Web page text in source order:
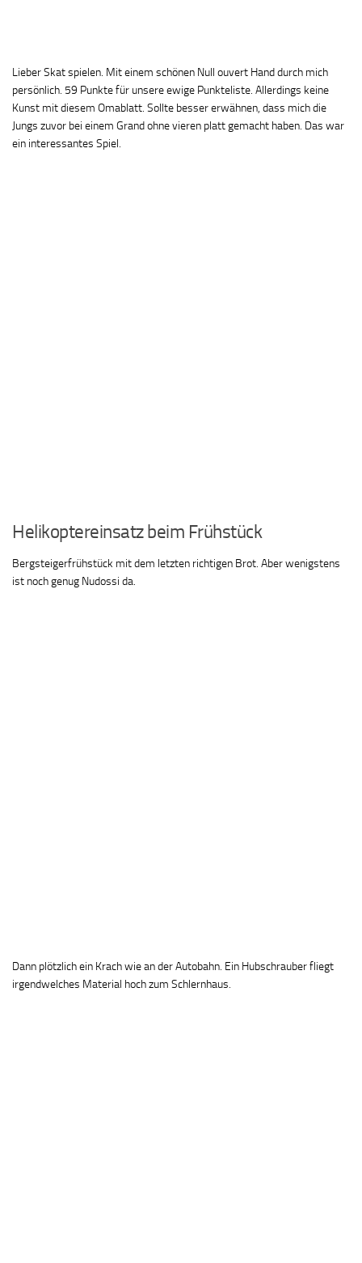
Lieber Skat spielen. Mit einem schönen Null ouvert Hand durch mich
persönlich. 59 Punkte für unsere ewige Punkteliste. Allerdings keine
Kunst mit diesem Omablatt. Sollte besser erwähnen, dass mich die
Jungs zuvor bei einem Grand ohne vieren platt gemacht haben. Das war
ein interessantes Spiel.
Helikoptereinsatz beim Frühstück
Bergsteigerfrühstück mit dem letzten richtigen Brot. Aber wenigstens
ist noch genug Nudossi da.
Dann plötzlich ein Krach wie an der Autobahn. Ein Hubschrauber fliegt
irgendwelches Material hoch zum Schlernhaus.